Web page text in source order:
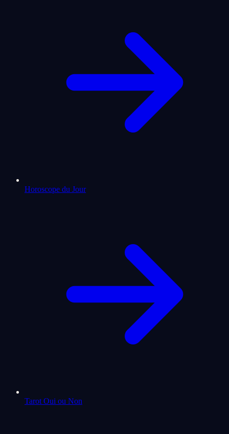
Horoscope du Jour
Tarot Oui ou Non